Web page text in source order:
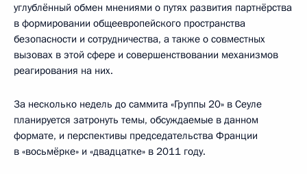
углублённый обмен мнениями о путях развития партнёрства
в формировании общеевропейского пространства
безопасности и сотрудничества, а также о совместных
вызовах в этой сфере и совершенствовании механизмов
реагирования на них.
3а несколько недель до саммита «Группы 20» в Сеуле
планируется затронуть темы, обсуждаемые в данном
формате, и перспективы председательства Франции
в «восьмёрке» и «двадцатке» в 2011 году.